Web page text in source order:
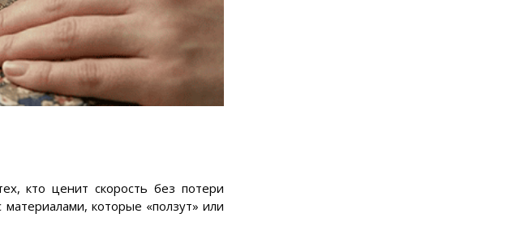
кто ценит скорость без потери
которые «ползут» или